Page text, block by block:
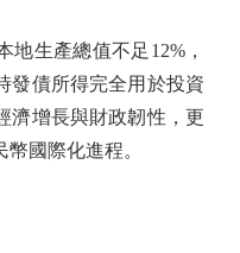
生產總值不足12%，
發債所得完全用於投資
濟增長與財政韌性，更
國際化進程。